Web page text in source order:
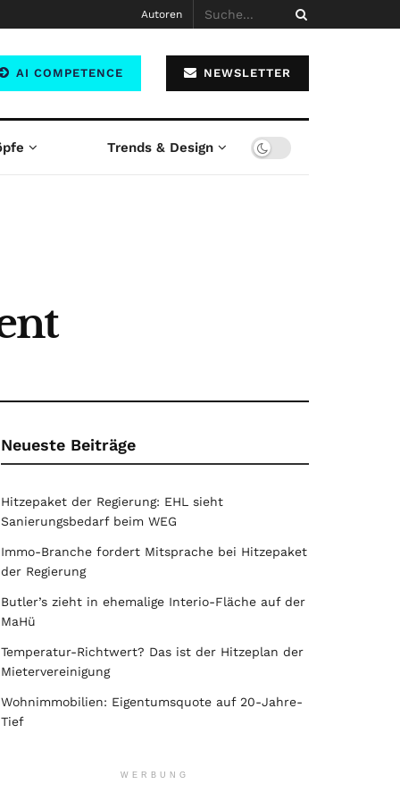
Autoren
AI COMPETENCE NEWSLETTER
Trends & Design
Neueste Beiträge
Hitzepaket der Regierung: EHL sieht
Sanierungsbedarf beim WEG
Immo-Branche fordert Mitsprache bei Hitzepaket
der Regierung
Butler’s zieht in ehemalige Interio-Fläche auf der
MaHü
Temperatur-Richtwert? Das ist der Hitzeplan der
Mietervereinigung
Wohnimmobilien: Eigentumsquote auf 20-Jahre-
Tief
WERBUNG